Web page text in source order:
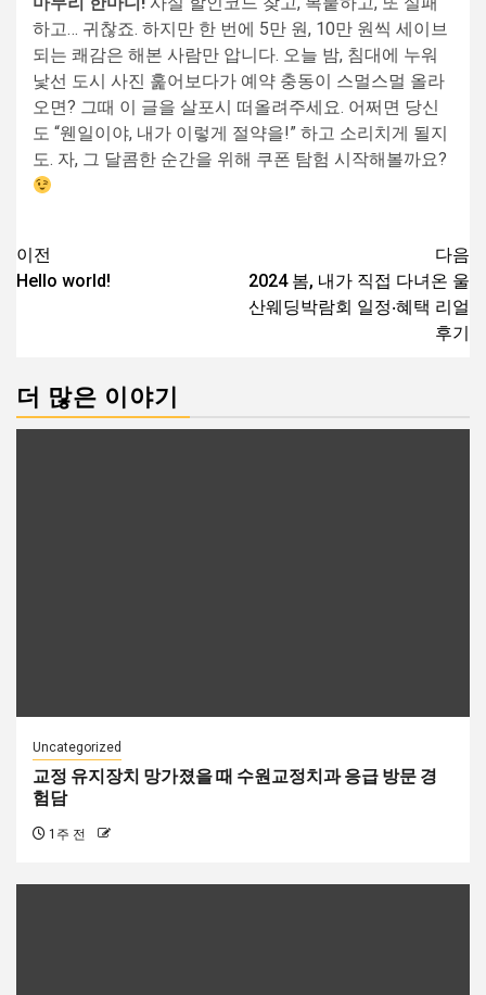
하고… 귀찮죠. 하지만 한 번에 5만 원, 10만 원씩 세이브
되는 쾌감은 해본 사람만 압니다. 오늘 밤, 침대에 누워
낯선 도시 사진 훑어보다가 예약 충동이 스멀스멀 올라
오면? 그때 이 글을 살포시 떠올려주세요. 어쩌면 당신
도 “웬일이야, 내가 이렇게 절약을!” 하고 소리치게 될지
도. 자, 그 달콤한 순간을 위해 쿠폰 탐험 시작해볼까요?
글
내
이
션
이전
Hello world!
다음
2024 봄, 내가 직접 다녀온 울
산웨딩박람회 일정‧혜택 리얼
후기
더 많은 이야기
Uncategorized
교정 유지장치 망가졌을 때 수원교정치과 응급 방문 경
험담
1주 전